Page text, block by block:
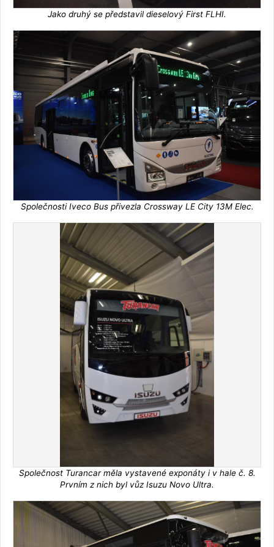
Jako druhý se představil dieselový First FLHI.
Společnosti Iveco Bus přivezla Crossway LE City 13M Elec.
Společnost Turancar měla vystavené exponáty i v hale č. 8.
Prvním z nich byl vůz Isuzu Novo Ultra.